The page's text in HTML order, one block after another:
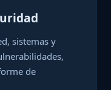
sistemas y
de